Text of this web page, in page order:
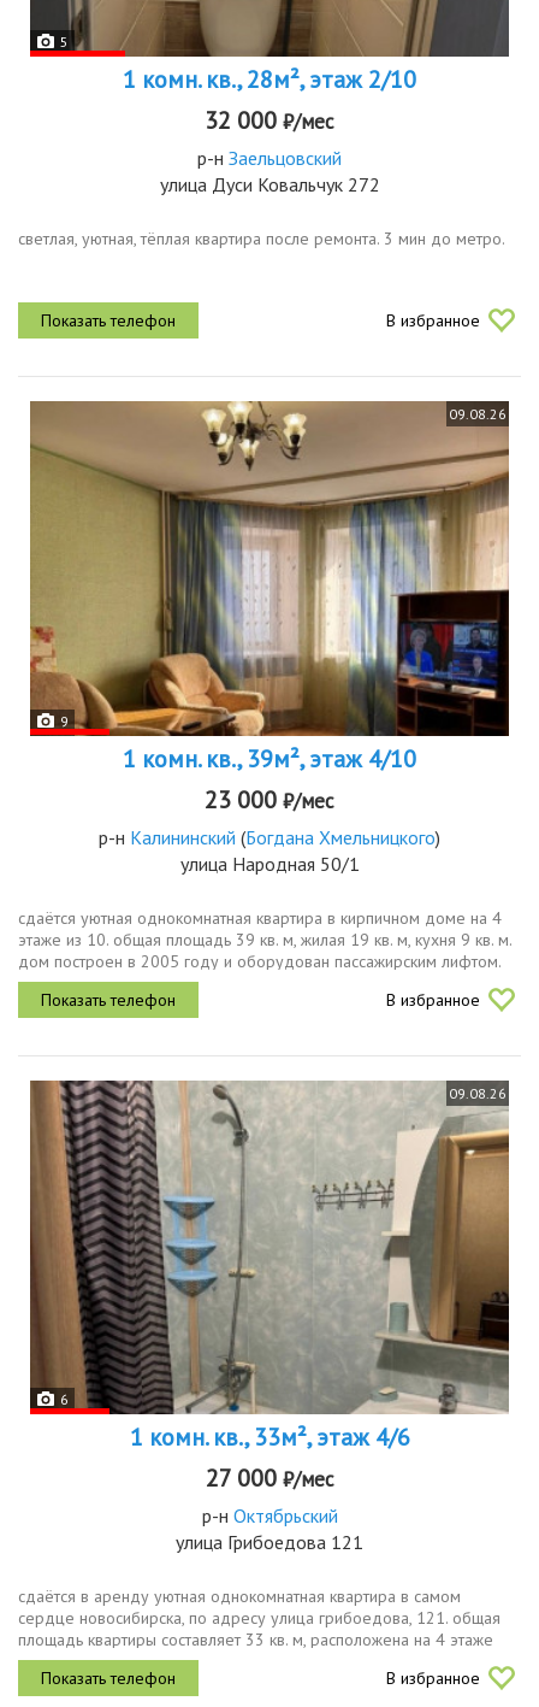
5
1 комн. кв., 28м², этаж 2/10
32 000 ₽/мес
р-н Заельцовский
улица Дуси Ковальчук 272
светлая, уютная, тёплая квартира после ремонта. 3 мин до метро.
В избранное
09.08.26
9
1 комн. кв., 39м², этаж 4/10
23 000 ₽/мес
р-н Калининский (Богдана Хмельницкого)
улица Народная 50/1
сдаётся уютная однокомнатная квартира в кирпичном доме на 4
этаже из 10. общая площадь 39 кв. м, жилая 19 кв. м, кухня 9 кв. м.
дом построен в 2005 году и оборудован пассажирским лифтом.
высота потолков 2.7 метра.квартира с косметическим ремонтом,...
В избранное
09.08.26
6
1 комн. кв., 33м², этаж 4/6
27 000 ₽/мес
р-н Октябрьский
улица Грибоедова 121
сдаётся в аренду уютная однокомнатная квартира в самом
сердце новосибирска, по адресу улица грибоедова, 121. общая
площадь квартиры составляет 33 кв. м, расположена на 4 этаже
6этажного монолитного дома, построенного в 2013 году. высота
потолков 2,...
В избранное